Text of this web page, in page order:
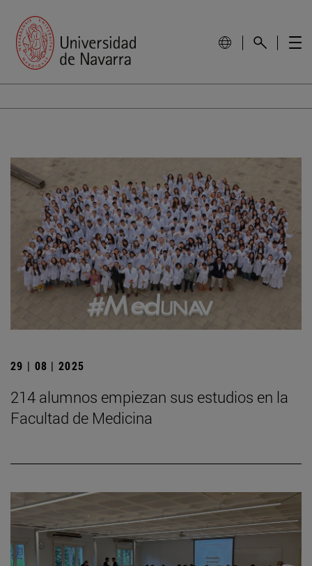
29 | 08 | 2025
214 alumnos empiezan sus estudios en la
Facultad de Medicina